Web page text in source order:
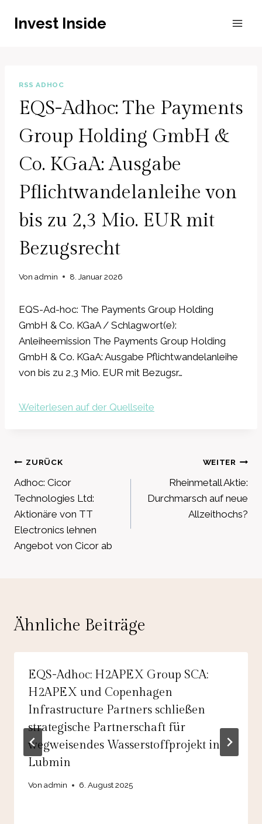
InhaltInvest Inside
RSS ADHOC
EQS-Adhoc: The Payments
Group Holding GmbH &
Co. KGaA: Ausgabe
Pflichtwandelanleihe von
bis zu 2,3 Mio. EUR mit
Bezugsrecht
Von admin 8. Januar 2026
EQS-Ad-hoc: The Payments Group Holding
GmbH & Co. KGaA / Schlagwort(e):
Anleiheemission The Payments Group Holding
GmbH & Co. KGaA: Ausgabe Pflichtwandelanleihe
von bis zu 2,3 Mio. EUR mit Bezugsr…
Weiterlesen auf der Quellseite
Beitragsnavigation
ZURÜCK
Adhoc: Cicor
Technologies Ltd:
Aktionäre von TT
Electronics lehnen
Angebot von Cicor ab
WEITER
Rheinmetall Aktie:
Durchmarsch auf neue
Allzeithochs?
Ähnliche Beiträge
EQS-Adhoc: H2APEX Group SCA:
H2APEX und Copenhagen
Infrastructure Partners schließen
strategische Partnerschaft für
wegweisendes Wasserstoffprojekt in
Lubmin
Von admin 6. August 2025